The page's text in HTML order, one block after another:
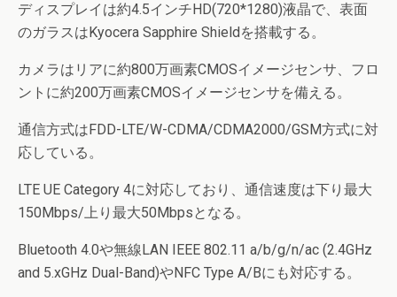
ディスプレイは約4.5インチHD(720*1280)液晶で、表面
のガラスはKyocera Sapphire Shieldを搭載する。
カメラはリアに約800万画素CMOSイメージセンサ、フロ
ントに約200万画素CMOSイメージセンサを備える。
通信方式はFDD-LTE/W-CDMA/CDMA2000/GSM方式に対
応している。
LTE UE Category 4に対応しており、通信速度は下り最大
150Mbps/上り最大50Mbpsとなる。
Bluetooth 4.0や無線LAN IEEE 802.11 a/b/g/n/ac (2.4GHz
and 5.xGHz Dual-Band)やNFC Type A/Bにも対応する。